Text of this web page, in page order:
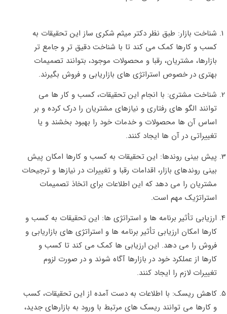
شناخت بازار: طبق نظر دکتر میثم شکری ساز این تحقیقات به
کسب و کارها کمک می کند تا با شناخت دقیق تر و جامع ‌تر
بازارها، مشتریان، رقبا و محصولات موجود، بتوانند تصمیمات
بهتری در خصوص استراتژی ‌های بازاریابی و فروش بگیرند.
شناخت مشتری: با انجام این تحقیقات، کسب و کار ها می
‌توانند الگو های رفتاری و نیازهای مشتریان را درک کرده و بر
اساس آن ها محصولات و خدمات خود را بهبود بخشند و یا
تغییراتی در آن ها ایجاد کنند.
پیش ‌بینی روندها: این تحقیقات به کسب و کارها امکان پیش
‌بینی روندهای بازار، اقدامات رقبا و تغییرات در نیازها و ترجیحات
مشتریان را می ‌دهد که این اطلاعات برای اتخاذ تصمیمات
استراتژیک مهم است.
ارزیابی تأثیر برنامه‌ ها و استراتژی ‌ها: این تحقیقات به کسب و
کارها امکان ارزیابی تأثیر برنامه ‌ها و استراتژی‌ های بازاریابی و
فروش را می ‌دهد. این ارزیابی‌ ها کمک می کند تا کسب و
کارها از عملکرد خود در بازارها آگاه شوند و در صورت لزوم
تغییرات لازم را ایجاد کنند.
کاهش ریسک: با اطلاعات به دست آمده از این تحقیقات، کسب
و کارها می ‌توانند ریسک ‌های مرتبط با ورود به بازارهای جدید،